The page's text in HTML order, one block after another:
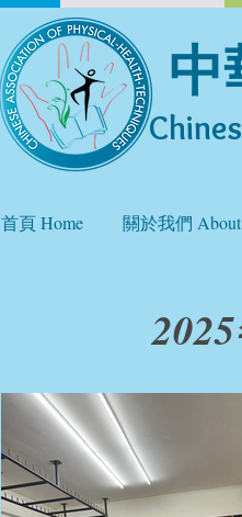
中
首頁 Home 關於我們